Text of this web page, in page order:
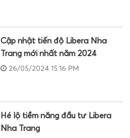
Cập nhật tiến độ Libera Nha
Trang mới nhất năm 2024
26/05/2024 15:16 PM
Hé lộ tiềm năng đầu tư Libera
Nha Trang